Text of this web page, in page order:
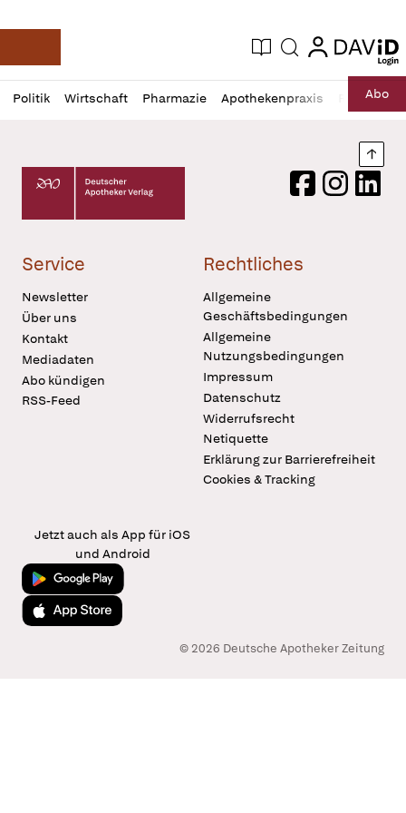
Deutsche Apotheker Zeitung
Aktuelle Ausgabe
Suche login
login
Politik Wirtschaft Pharmazie Apothekenpraxis RechtAbo
Profil
öffnen
Daz
Pur
Deutscher Apotheker Verlag Logo
FacebookInstagram
Service
Newsletter
Über uns
Kontakt
Mediadaten
Abo kündigen
RSS-Feed
Rechtliches
Allgemeine
Geschäftsbedingungen
Allgemeine
Nutzungsbedingungen
Impressum
Datenschutz
Widerrufsrecht
Netiquette
Erklärung zur Barrierefreiheit
Cookies & Tracking
Jetzt auch als App für iOS
und Android
Jetzt bei Google Play
Laden im App Store
© 2026 Deutsche Apotheker Zeitung